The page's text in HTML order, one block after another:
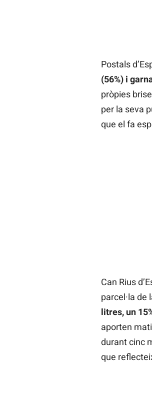
Postals
(56%) i
pròpies
per la seva
que el fa
Can Rius
parcel·la de
litres, un
aporten
durant cinc
que